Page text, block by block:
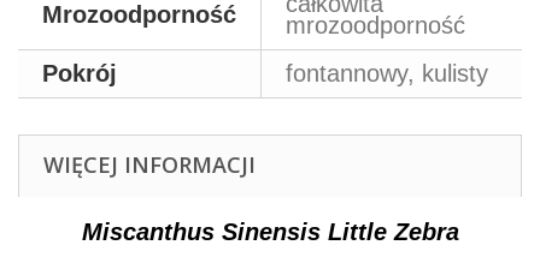
Mrozoodporność
mrozoodporność
Pokrój
fontannowy, kulisty
WIĘCEJ INFORMACJI
Miscanthus Sinensis Little Zebra